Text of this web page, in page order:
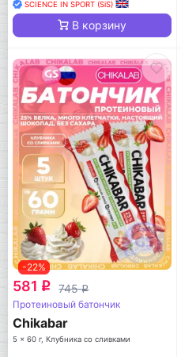
SCIENCE IN SPORT (SiS)
В корзину
-22%
581 q 745q
Протеиновый батончик
Chikabar
5 x 60 г, Клубника со сливками